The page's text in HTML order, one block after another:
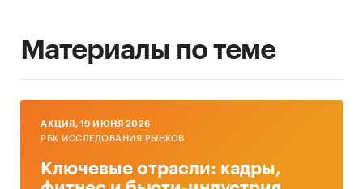
Материалы по теме
AКЦИЯ, 19 ИЮНЯ 2026
РБК ИССЛЕДОВАНИЯ РЫНКОВ
Ключевые отрасли: кадры,